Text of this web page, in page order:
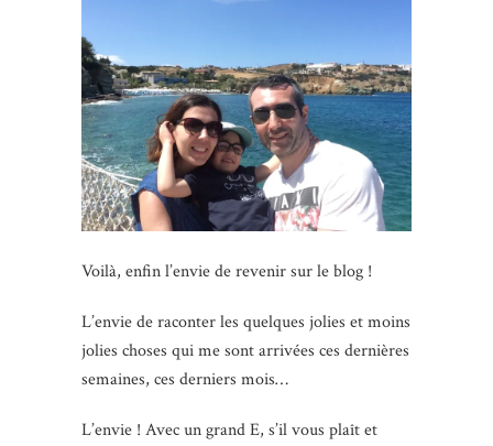
Voilà, enfin l’envie de revenir sur le blog !
L’envie de raconter les quelques jolies et moins
jolies choses qui me sont arrivées ces dernières
semaines, ces derniers mois…
L’envie ! Avec un grand E, s’il vous plaît et